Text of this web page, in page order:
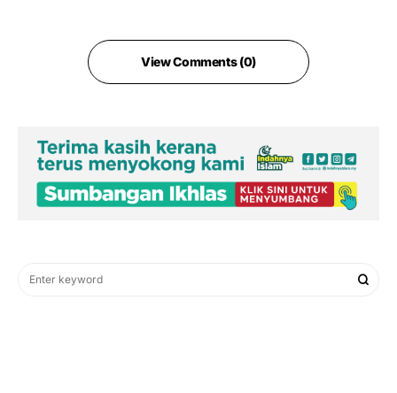
View Comments (0)